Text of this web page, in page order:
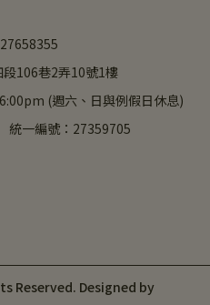
106巷2弄10號1樓
(週六、日與例假日休息)
統一編號：27359705
Reserved. Designed by